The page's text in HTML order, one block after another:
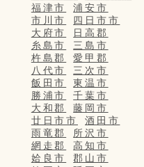
福津市
浦安市
市川市
四日市市
大府市
日高郡
糸島市
三島市
杵島郡
愛甲郡
八代市
三次市
飯田市
東温市
勝浦市
千葉市
大和郡
藤岡市
廿日市市
酒田市
雨竜郡
所沢市
網走郡
高知市
姶良市
郡山市